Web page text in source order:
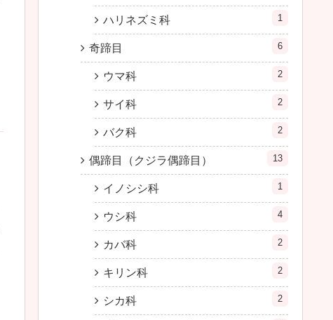
ハリネズミ科 1
奇蹄目 6
ウマ科 2
サイ科 2
バク科 2
偶蹄目（クジラ偶蹄目） 13
イノシシ科 1
ウシ科 4
カバ科 2
キリン科 2
シカ科 2